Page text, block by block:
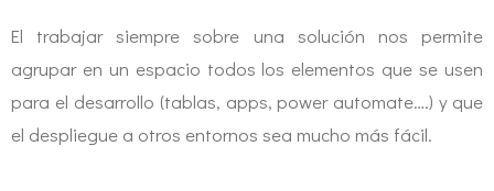
El trabajar siempre sobre una solución nos permite
agrupar en un espacio todos los elementos que se usen
para el desarrollo (tablas, apps, power automate….) y que
el despliegue a otros entornos sea mucho más fácil.